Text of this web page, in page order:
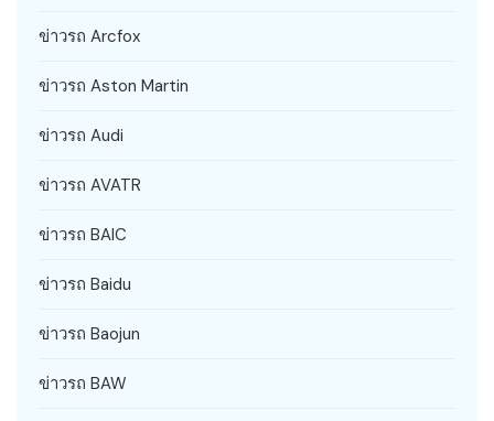
ข่าวรถ Arcfox
ข่าวรถ Aston Martin
ข่าวรถ Audi
ข่าวรถ AVATR
ข่าวรถ BAIC
ข่าวรถ Baidu
ข่าวรถ Baojun
ข่าวรถ BAW